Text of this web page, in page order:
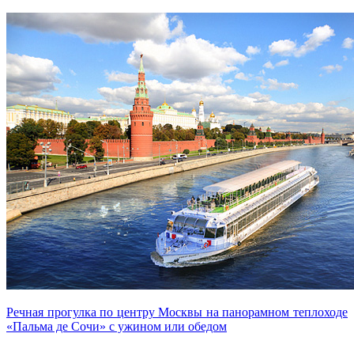
Речная прогулка по центру Москвы на панорамном теплоходе
«Пальма де Сочи» с ужином или обедом